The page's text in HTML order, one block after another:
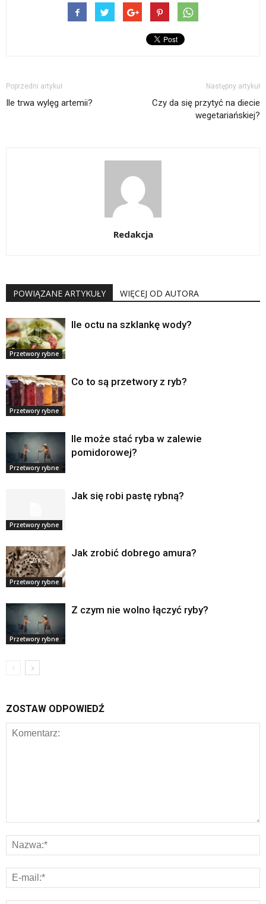
Poprzedni artykuł
Ile trwa wylęg artemii?
Następny artykuł
Czy da się przytyć na diecie
wegetariańskiej?
Redakcja
POWIĄZANE ARTYKUŁY WIĘCEJ OD AUTORA
Przetwory rybne
Ile octu na szklankę wody?
Przetwory rybne
Co to są przetwory z ryb?
Przetwory rybne
Ile może stać ryba w zalewie
pomidorowej?
Przetwory rybne
Jak się robi pastę rybną?
Przetwory rybne
Jak zrobić dobrego amura?
Przetwory rybne
Z czym nie wolno łączyć ryby?
ZOSTAW ODPOWIEDŹ